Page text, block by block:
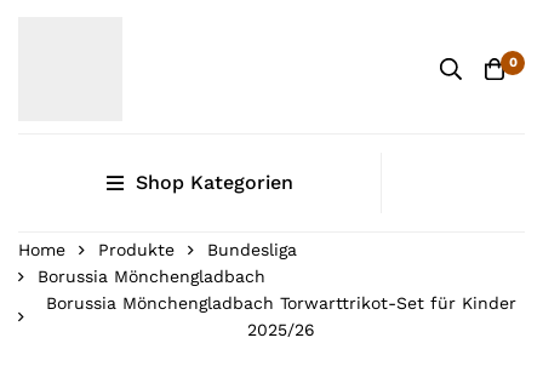
0
Shop Kategorien
Home Produkte
Bundesliga
Borussia Mönchengladbach
Borussia Mönchengladbach Torwarttrikot-Set für Kinder
2025/26